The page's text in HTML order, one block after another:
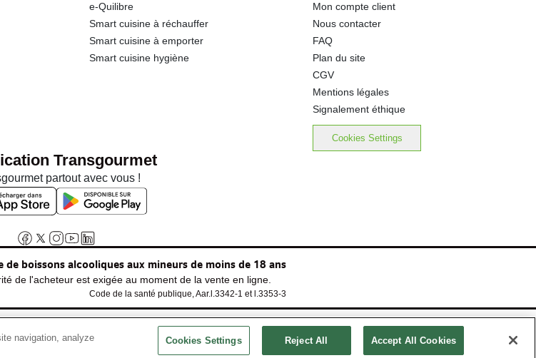
e-Quilibre
Smart cuisine à réchauffer
Smart cuisine à emporter
Smart cuisine hygiène
Mon compte client
Nous contacter
FAQ
Plan du site
CGV
Mentions légales
Signalement éthique
Cookies Settings
Transgourmet
partout avec vous !
boissons alcooliques aux mineurs de moins de 18 ans
de l'acheteur est exigée au moment de la vente en ligne.
Code de la santé publique, Aar.l.3342-1 et l.3353-3
© Tous droits réservés
navigation, analyze
Cookies Settings Reject All Accept All Cookies